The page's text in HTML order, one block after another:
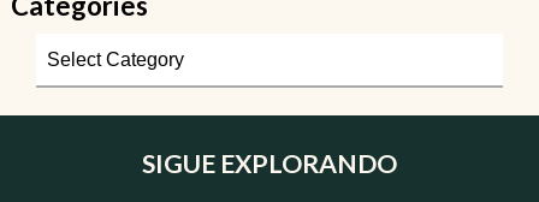
SIGUE EXPLORANDO